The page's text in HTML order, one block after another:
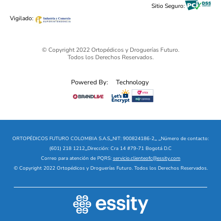
Sitio Seguro:
Vigilado:
© Copyright 2022 Ortopédicos y Droguerías Futuro.
Todos los Derechos Reservados.
Powered By: Technology
ORTOPÉDICOS FUTURO COLOMBIA S.A.S_NIT: 900824186-2_ _Número de contacto:
(601) 218 1212_Dirección: Cra 14 #79-71 Bogotá D.C
Correo para atención de PQRS: servicio.clienteofc@essity.com
© Copyright 2022 Ortopédicos y Droguerías Futuro. Todos los Derechos Reservados.